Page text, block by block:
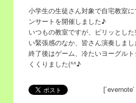
テ
ン
ツ
移
ン
ツ
へ
動
小学生の生徒さん対象で自宅教室
ンサートを開催しました♪
いつもの教室ですが、ピリッとし
い緊張感のなか、皆さん演奏しまし
終了後はゲーム、冷たいヨーグル
くくりました(^^♪